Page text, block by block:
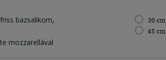
friss bazsalikom
mozzarellával
30 cm
45 cm